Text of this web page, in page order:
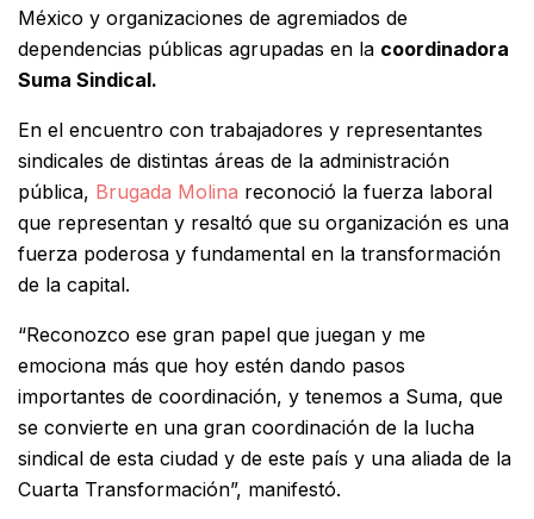
México y organizaciones de agremiados de
dependencias públicas agrupadas en la coordinadora
Suma Sindical.
En el encuentro con trabajadores y representantes
sindicales de distintas áreas de la administración
pública, Brugada Molina reconoció la fuerza laboral
que representan y resaltó que su organización es una
fuerza poderosa y fundamental en la transformación
de la capital.
“Reconozco ese gran papel que juegan y me
emociona más que hoy estén dando pasos
importantes de coordinación, y tenemos a Suma, que
se convierte en una gran coordinación de la lucha
sindical de esta ciudad y de este país y una aliada de la
Cuarta Transformación”, manifestó.